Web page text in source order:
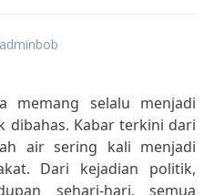
adminbob
memang selalu menjadi
dibahas. Kabar terkini dari
air sering kali menjadi
Dari kejadian politik,
sehari-hari, semua